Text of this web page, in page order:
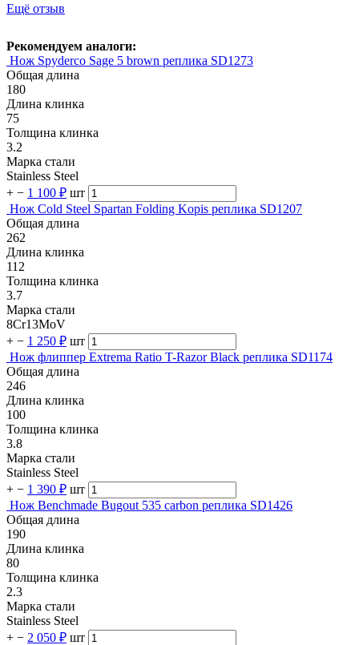
Ещё отзыв
Рекомендуем аналоги:
Нож Spyderco Sage 5 brown реплика SD1273
Общая длина
180
Длина клинка
75
Толщина клинка
3.2
Марка стали
Stainless Steel
+ − 1 100 ₽ шт
Нож Cold Steel Spartan Folding Kopis реплика SD1207
Общая длина
262
Длина клинка
112
Толщина клинка
3.7
Марка стали
8Cr13MoV
+ − 1 250 ₽ шт
Нож флиппер Extrema Ratio T-Razor Black реплика SD1174
Общая длина
246
Длина клинка
100
Толщина клинка
3.8
Марка стали
Stainless Steel
+ − 1 390 ₽ шт
Нож Benchmade Bugout 535 carbon реплика SD1426
Общая длина
190
Длина клинка
80
Толщина клинка
2.3
Марка стали
Stainless Steel
+ − 2 050 ₽ шт